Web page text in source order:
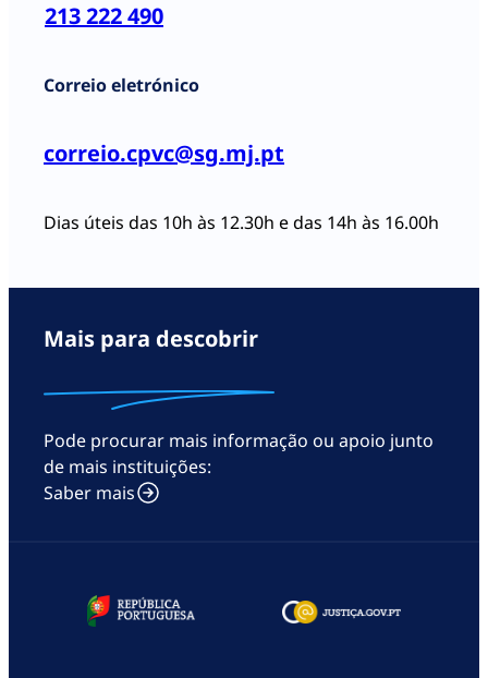
doméstica têm direito à
da indemnização pelo Estado
Documento identificativo do
conste Nº de Identificação
a qualidade de Tutor(a) caso
a Vítima seja de Tutela
Jurídica
regulação das
caso a Vítima seja menor de
vivam como casal
declara que a Vítima se
encontra ao abrigo do
Regime do Maior
Requerente se apresente na
qualidade de Advogado(a)
213 222 490
Correio eletrónico
correio.cpvc@sg.mj.pt
Dias úteis das 10h às 12.30h e das 14h às 16.00h
Mais para descobrir
Pode procurar mais informação ou apoio junto
de mais instituições:
Saber mais